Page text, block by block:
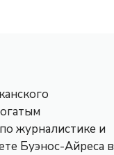
журналистике и
Буэнос-Айреса в